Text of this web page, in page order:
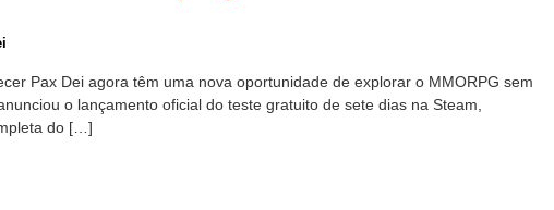
Pax Dei agora têm uma nova oportunidade de explorar o MMORPG sem
o lançamento oficial do teste gratuito de sete dias na Steam,
do […]